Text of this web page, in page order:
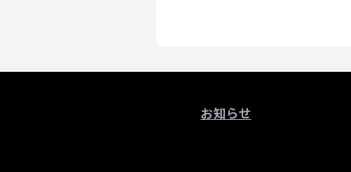
お知らせ